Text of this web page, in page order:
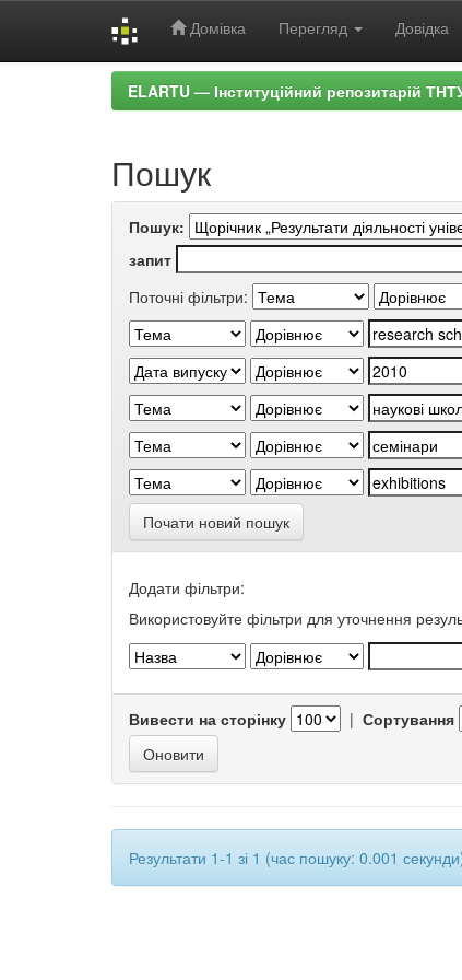
Домівка Перегляд Довідка
ELARTU — Інституційний репозитарій
Пошук
Пошук:
запит
Поточні фільтри:
Почати новий пошук
Додати фільтри:
Використовуйте фільтри для уточнення
Вивести на сторінку | Сортування
Результати 1-1 зі 1 (час пошуку: 0.001